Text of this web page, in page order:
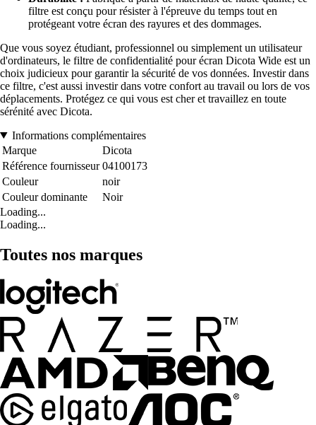
filtre est conçu pour résister à l'épreuve du temps tout en
protégeant votre écran des rayures et des dommages.
Que vous soyez étudiant, professionnel ou simplement un utilisateur
d'ordinateurs, le filtre de confidentialité pour écran Dicota Wide est un
choix judicieux pour garantir la sécurité de vos données. Investir dans
ce filtre, c'est aussi investir dans votre confort au travail ou lors de vos
déplacements. Protégez ce qui vous est cher et travaillez en toute
sérénité avec Dicota.
Informations complémentaires
Marque
Dicota
Référence fournisseur 04100173
Couleur
noir
Couleur dominante
Noir
Loading...
Loading...
Toutes nos marques